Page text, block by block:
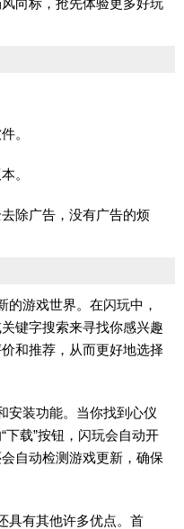
。
。
除广告，没有广告的烦
的游戏世界。在闪玩中，
键字搜索来寻找你感兴趣
和推荐，从而更好地选择
安装功能。当你找到心仪
下载”按钮，闪玩会自动开
自动检测游戏更新，确保
具有其他许多优点。首